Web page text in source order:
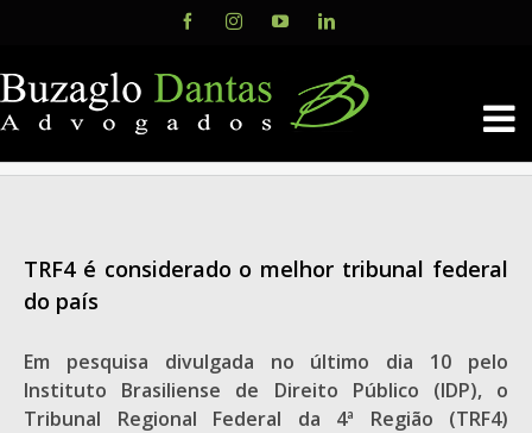
content
FacebookInstagramYouTubeLinkedIn
TRF4 é considerado o melhor tribunal federal
do país
Em pesquisa divulgada no último dia 10 pelo
Instituto Brasiliense de Direito Público (IDP), o
Tribunal Regional Federal da 4ª Região (TRF4)